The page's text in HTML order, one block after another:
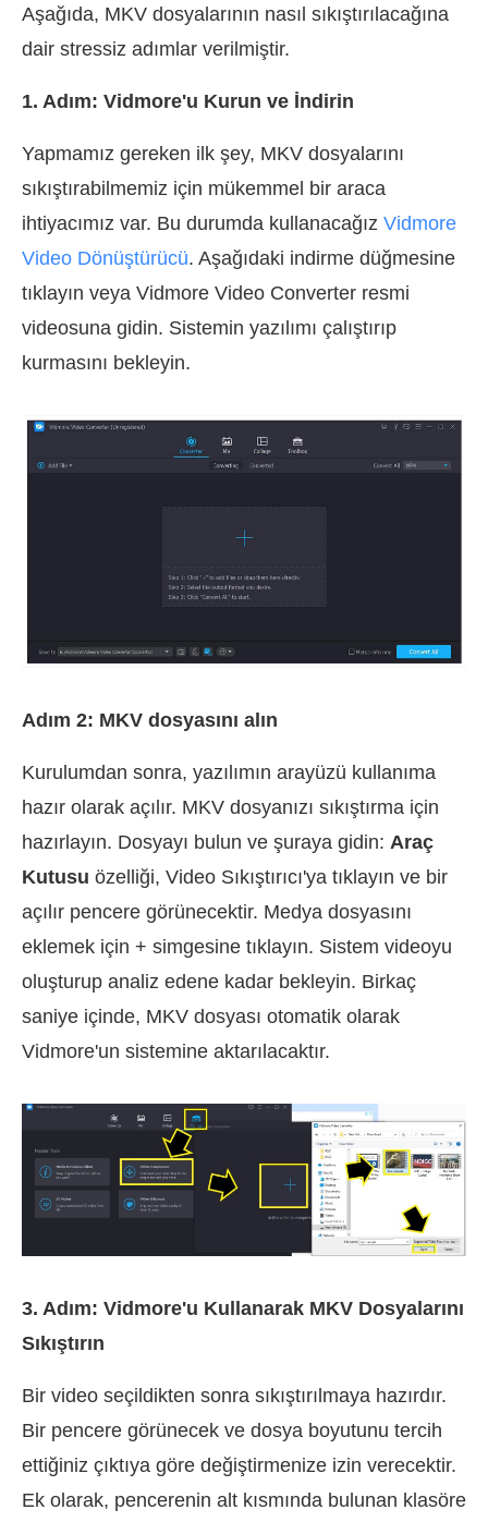
Aşağıda, MKV dosyalarının nasıl sıkıştırılacağına
dair stressiz adımlar verilmiştir.
1. Adım: Vidmore'u Kurun ve İndirin
Yapmamız gereken ilk şey, MKV dosyalarını
sıkıştırabilmemiz için mükemmel bir araca
ihtiyacımız var. Bu durumda kullanacağız Vidmore
Video Dönüştürücü. Aşağıdaki indirme düğmesine
tıklayın veya Vidmore Video Converter resmi
videosuna gidin. Sistemin yazılımı çalıştırıp
kurmasını bekleyin.
Adım 2: MKV dosyasını alın
Kurulumdan sonra, yazılımın arayüzü kullanıma
hazır olarak açılır. MKV dosyanızı sıkıştırma için
hazırlayın. Dosyayı bulun ve şuraya gidin: Araç
Kutusu özelliği, Video Sıkıştırıcı'ya tıklayın ve bir
açılır pencere görünecektir. Medya dosyasını
eklemek için + simgesine tıklayın. Sistem videoyu
oluşturup analiz edene kadar bekleyin. Birkaç
saniye içinde, MKV dosyası otomatik olarak
Vidmore'un sistemine aktarılacaktır.
3. Adım: Vidmore'u Kullanarak MKV Dosyalarını
Sıkıştırın
Bir video seçildikten sonra sıkıştırılmaya hazırdır.
Bir pencere görünecek ve dosya boyutunu tercih
ettiğiniz çıktıya göre değiştirmenize izin verecektir.
Ek olarak, pencerenin alt kısmında bulunan klasöre